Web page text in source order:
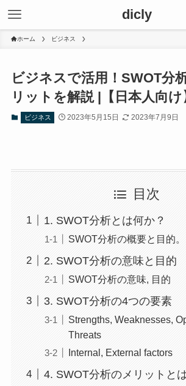
dicly
ホーム ビジネス
ビジネスで活用！SWOT分
リットを解説 |【日本人向け
ビジネス 2023年5月15日 2023年7月9日
目次
1. SWOT分析とは何か？
SWOT分析の概要と目的。
2. SWOT分析の意味と目的
SWOT分析の意味, 目的
3. SWOT分析の4つの要素
Strengths, Weaknesses,
Threats
Internal, External factors
4. SWOT分析のメリットと